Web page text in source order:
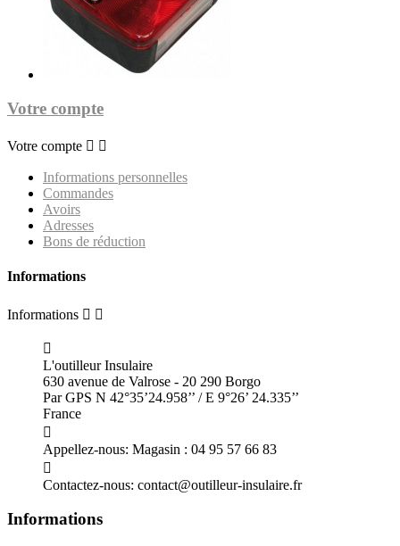
Votre compte
Votre compte  
Informations personnelles
Commandes
Avoirs
Adresses
Bons de réduction
Informations
Informations  

L'outilleur Insulaire
630 avenue de Valrose - 20 290 Borgo
Par GPS N 42°35’24.958’’ / E 9°26’ 24.335’’
France

Appellez-nous: Magasin : 04 95 57 66 83

Contactez-nous: contact@outilleur-insulaire.fr
Informations